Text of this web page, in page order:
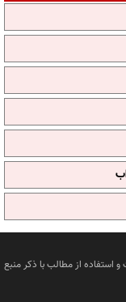
استفاده از مطالب با ذکر منبع